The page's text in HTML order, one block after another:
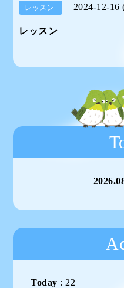
レッスン 2024-12-16
レッスン
Today : 22